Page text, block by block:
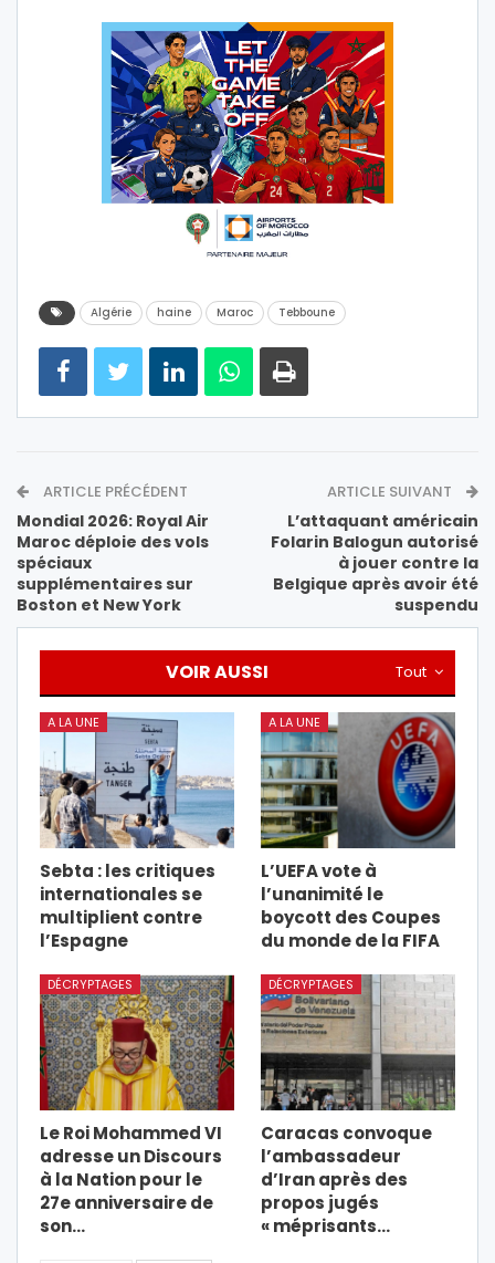
Algérie haine Maroc Tebboune
ARTICLE PRÉCÉDENT
Mondial 2026: Royal Air
Maroc déploie des vols
spéciaux
supplémentaires sur
Boston et New York
ARTICLE SUIVANT
L’attaquant américain
Folarin Balogun autorisé
à jouer contre la
Belgique après avoir été
suspendu
Tout
VOIR AUSSI
A LA UNE
Sebta : les critiques
internationales se
multiplient contre
l’Espagne
A LA UNE
L’UEFA vote à
l’unanimité le
boycott des Coupes
du monde de la FIFA
DÉCRYPTAGES
Le Roi Mohammed VI
adresse un Discours
à la Nation pour le
27e anniversaire de
son…
DÉCRYPTAGES
Caracas convoque
l’ambassadeur
d’Iran après des
propos jugés
« méprisants…